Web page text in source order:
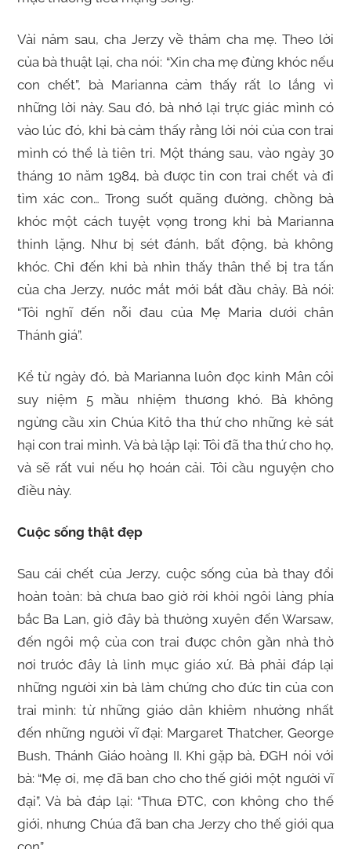
Vài năm sau, cha Jerzy về thăm cha mẹ. Theo lời
của bà thuật lại, cha nói: “Xin cha mẹ đừng khóc nếu
con chết”, bà Marianna cảm thấy rất lo lắng vì
những lời này. Sau đó, bà nhớ lại trực giác mình có
vào lúc đó, khi bà cảm thấy rằng lời nói của con trai
mình có thể là tiên tri. Một tháng sau, vào ngày 30
tháng 10 năm 1984, bà được tin con trai chết và đi
tìm xác con… Trong suốt quãng đường, chồng bà
khóc một cách tuyệt vọng trong khi bà Marianna
thinh lặng. Như bị sét đánh, bất động, bà không
khóc. Chỉ đến khi bà nhìn thấy thân thể bị tra tấn
của cha Jerzy, nước mắt mới bắt đầu chảy. Bà nói:
“Tôi nghĩ đến nỗi đau của Mẹ Maria dưới chân
Thánh giá”.
Kể từ ngày đó, bà Marianna luôn đọc kinh Mân côi
suy niệm 5 mầu nhiệm thương khó. Bà không
ngừng cầu xin Chúa Kitô tha thứ cho những kẻ sát
hại con trai mình. Và bà lặp lại: Tôi đã tha thứ cho họ,
và sẽ rất vui nếu họ hoán cải. Tôi cầu nguyện cho
điều này.
Cuộc sống thật đẹp
Sau cái chết của Jerzy, cuộc sống của bà thay đổi
hoàn toàn: bà chưa bao giờ rời khỏi ngôi làng phía
bắc Ba Lan, giờ đây bà thường xuyên đến Warsaw,
đến ngôi mộ của con trai được chôn gần nhà thờ
nơi trước đây là linh mục giáo xứ. Bà phải đáp lại
những người xin bà làm chứng cho đức tin của con
trai mình: từ những giáo dân khiêm nhường nhất
đến những người vĩ đại: Margaret Thatcher, George
Bush, Thánh Giáo hoàng II. Khi gặp bà, ĐGH nói với
bà: “Mẹ ơi, mẹ đã ban cho cho thế giới một người vĩ
đại”. Và bà đáp lại: “Thưa ĐTC, con không cho thế
giới, nhưng Chúa đã ban cha Jerzy cho thế giới qua